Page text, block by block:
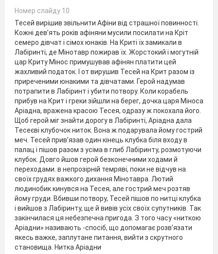
Номер слайду 10
Тесей вирішив звільнити Афіни від страшної повинності.
Кожні дев’ять років афіняни мусили посилати на Кріт
семеро дівчат і сімох юнаків. На Криті їх замикали в
Лабіринті, де Мінотавр пожирав їх. Жорстокий і могутній
цар Криту Мінос примушував афінян платити цей
жахливий податок. І от вирушив Тесей на Крит разом із
приреченими юна­кими та дівчатами. Герой надумав
потрапити в Лабіринт і убити потвору. Коли корабель
прибув на Крит і греки зійшли на берег, дочка царя Міноса
Аріадна, вражена красою Тесея, одразу ж покохала його.
Щоб герой міг знайти доро­гу в Лабіринті, Аріадна дала
Тесеєві клубочок ниток. Во­на ж подарувала йому гострий
меч. Тесей прив’язав один кінець клубка біля входу в
палац і пішов разом з усіма в глиб Лабіринту, розмотуючи
клу­бок. Довго йшов герой безконечними ходами й
переходами. в непрозірній темряві, поки не відчув на
своїх грудях важкого дихання Мінотавра. Лютий
людинобик кинувся на Тесея, але гострий меч розтяв
йому груди. Вбивши потвору, Тесей пішов по нитці клубка
і вийшов з Лабіринту, ще й вивів усіх своїх супутників. Так
закінчилася ця небезпечна пригода. З того часу «ниткою
Аріадни» називають -спосіб, що допомагає розв’язати
якесь важке, заплутане питання, ви­йти з скрутного
становища. Нитка Аріадни